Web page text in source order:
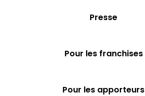
Presse
Pour les franchises
Pour les apporteurs